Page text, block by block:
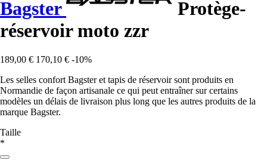
Bagster
Protège-
réservoir moto zzr
189,00 € 170,10 € -10%
Les selles confort Bagster et tapis de réservoir sont produits en
Normandie de façon artisanale ce qui peut entraîner sur certains
modèles un délais de livraison plus long que les autres produits de la
marque Bagster.
Taille
*